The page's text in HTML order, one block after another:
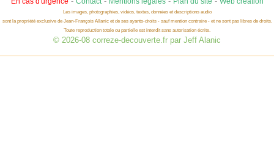
Les images, photographies, vidéos, textes, données et descriptions audio
sont la propriété exclusive de Jean-François Allanic et de ses ayants-droits - sauf mention contraire - et ne sont pas libres de droits.
Toute reproduction totale ou partielle est interdit sans autorisation écrite.
© 2026-08 correze-decouverte.fr par Jeff Alanic